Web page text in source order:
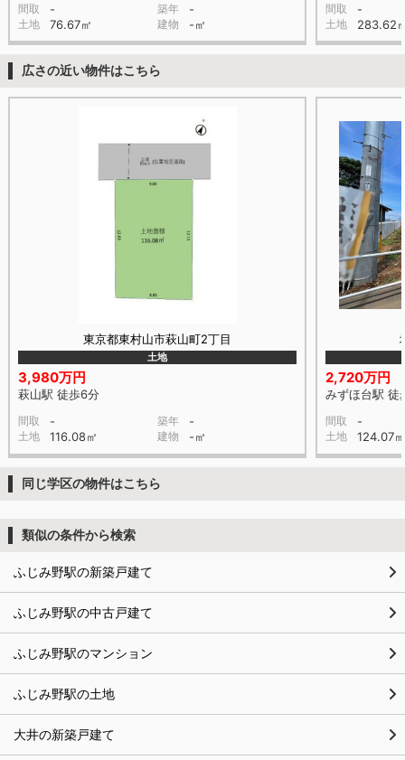
間取 - 築年 -
土地 76.67㎡ 建物 -㎡
間取 -
土地 283.62
広さの近い物件はこちら
東京都東村山市萩山町2丁目
土地
3,980万円
萩山駅 徒歩6分
間取 - 築年 -
土地 116.08㎡ 建物 -㎡
2,720万円
みずほ台駅 徒
間取 -
土地 124.07㎡
同じ学区の物件はこちら
類似の条件から検索
ふじみ野駅の新築戸建て
ふじみ野駅の中古戸建て
ふじみ野駅のマンション
ふじみ野駅の土地
大井の新築戸建て